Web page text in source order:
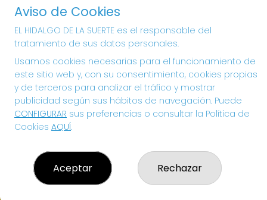
Registro
CONTACTO
ADMINISTRACION DE LOTERIAS: 1-VILLANUEVA DE LOS
INFANTES - RECEPTOR OFICIAL: 26615
926360785
Clica aquí para contactar por WhatsApp
605897938
info@elhidalgodelasuerte.com
PLAZA MAYOR, 4 VILLANUEVA DE LOS INFANTES
(Ciudad Real) España
Aviso de Cookies
EL HIDALGO DE LA SUERTE es el responsable del
tratamiento de sus datos personales.
Usamos cookies necesarias para el funcionamiento de
este sitio web y, con su consentimiento, cookies propias
y de terceros para analizar el tráfico y mostrar
publicidad según sus hábitos de navegación. Puede
CONFIGURAR sus preferencias o consultar la Política de
Cookies AQUÍ.
Aceptar Rechazar